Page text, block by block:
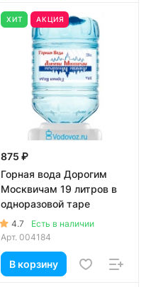
ХИТ АКЦИЯ
875 ₽
Горная вода Дорогим
Москвичам 19 литров в
одноразовой таре
4.7
Есть в наличии
Арт. 004184
В корзину